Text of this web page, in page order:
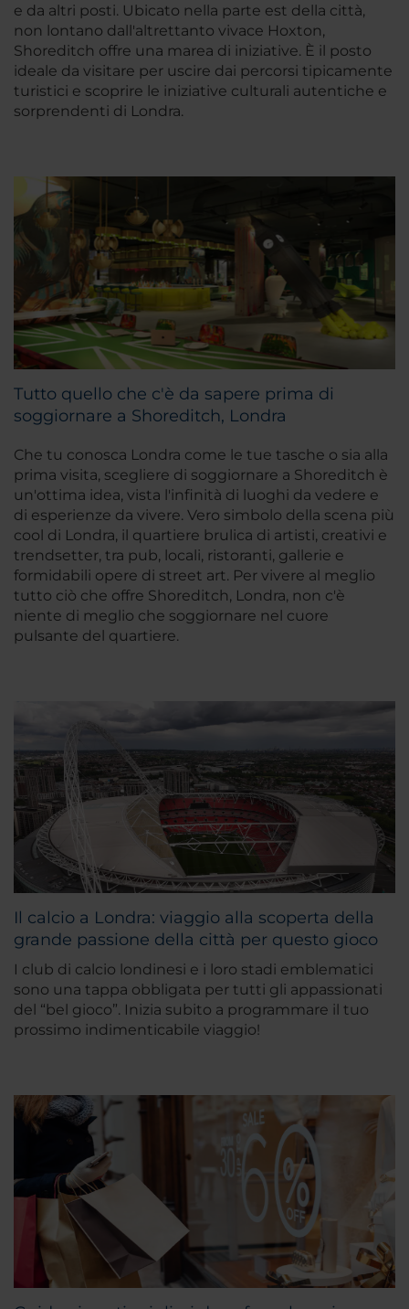
e da altri posti. Ubicato nella parte est della città,
non lontano dall'altrettanto vivace Hoxton,
Shoreditch offre una marea di iniziative. È il posto
ideale da visitare per uscire dai percorsi tipicamente
turistici e scoprire le iniziative culturali autentiche e
sorprendenti di Londra.
Tutto quello che c'è da sapere prima di
soggiornare a Shoreditch, Londra
Che tu conosca Londra come le tue tasche o sia alla
prima visita, scegliere di soggiornare a Shoreditch è
un'ottima idea, vista l'infinità di luoghi da vedere e
di esperienze da vivere. Vero simbolo della scena più
cool di Londra, il quartiere brulica di artisti, creativi e
trendsetter, tra pub, locali, ristoranti, gallerie e
formidabili opere di street art. Per vivere al meglio
tutto ciò che offre Shoreditch, Londra, non c'è
niente di meglio che soggiornare nel cuore
pulsante del quartiere.
Il calcio a Londra: viaggio alla scoperta della
grande passione della città per questo gioco
I club di calcio londinesi e i loro stadi emblematici
sono una tappa obbligata per tutti gli appassionati
del “bel gioco”. Inizia subito a programmare il tuo
prossimo indimenticabile viaggio!